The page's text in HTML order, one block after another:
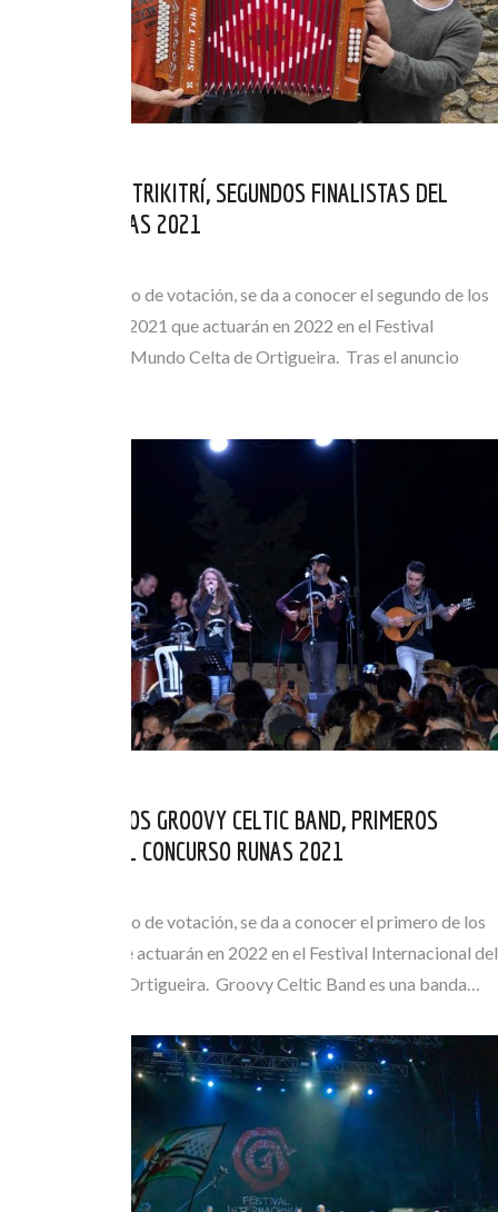
LOS GALLEGOS TRIKITRÍ, SEGUNDOS FINALISTAS DEL
CONCURSO RUNAS 2021
Finalizado el plazo de votación, se da a conocer el segundo de los
tres finalistas de 2021 que actuarán en 2022 en el Festival
Internacional del Mundo Celta de Ortigueira. Tras el anuncio
LOS EXTREMEÑOS GROOVY CELTIC BAND, PRIMEROS
FINALISTAS DEL CONCURSO RUNAS 2021
Finalizado el plazo de votación, se da a conocer el primero de los
tres finalistas que actuarán en 2022 en el Festival Internacional del
Mundo Celta de Ortigueira. Groovy Celtic Band es una banda…